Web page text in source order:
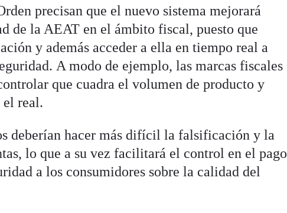
precisan que el nuevo sistema mejorará
de la AEAT en el ámbito fiscal, puesto que
y además acceder a ella en tiempo real a
A modo de ejemplo, las marcas fiscales
que cuadra el volumen de producto y
real.
deberían hacer más difícil la falsificación y la
lo que a su vez facilitará el control en el pago
a los consumidores sobre la calidad del